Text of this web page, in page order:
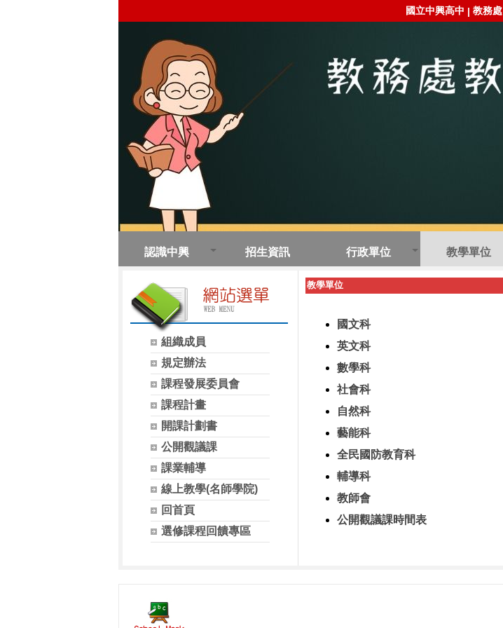
國立中興高中 | 教務處
認識中興 招生資訊 行政單位 教學單位
組織成員
規定辦法
課程發展委員會
課程計畫
開課計劃書
公開觀議課
課業輔導
線上教學(名師學院)
回首頁
選修課程回饋專區
教學單位
國文科
英文科
數學科
社會科
自然科
藝能科
全民國防教育科
輔導科
教師會
公開觀議課時間表